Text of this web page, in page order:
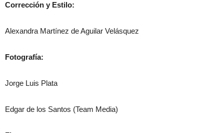
Corrección y Estilo:
Alexandra Martínez de Aguilar Velásquez
Fotografía:
Jorge Luis Plata
Edgar de los Santos (Team Media)